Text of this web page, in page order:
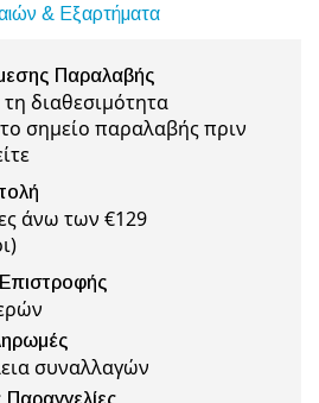
& Εξαρτήματα
Παραλαβής
διαθεσιμότητα
σημείο παραλαβής πριν
άνω των €129
)
συναλλαγών